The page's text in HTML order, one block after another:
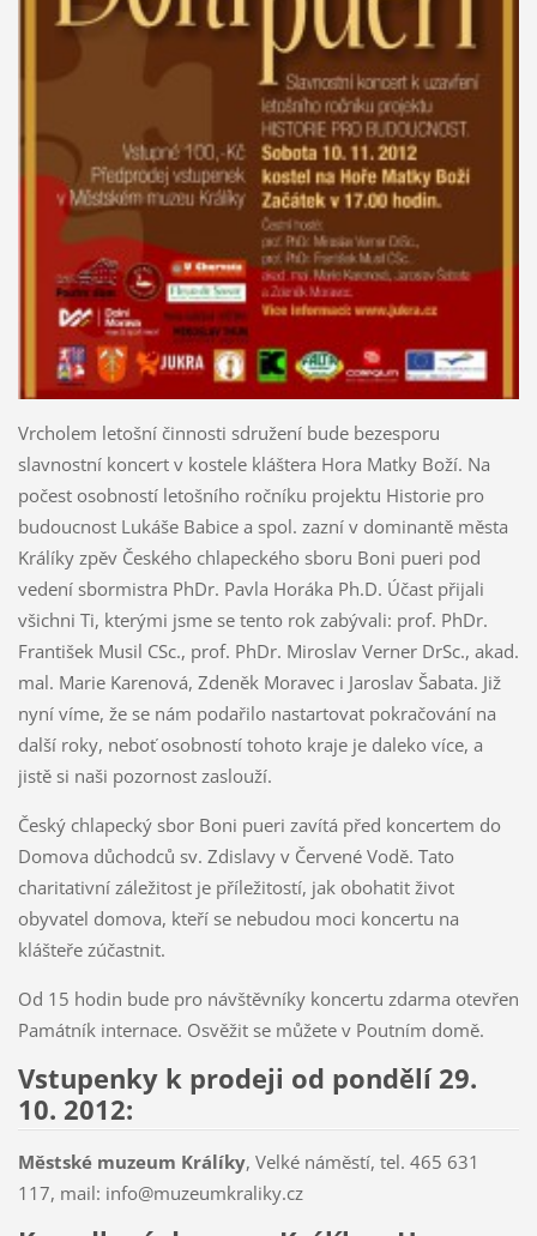
Vrcholem letošní činnosti sdružení bude bezesporu
slavnostní koncert v kostele kláštera Hora Matky Boží. Na
počest osobností letošního ročníku projektu Historie pro
budoucnost Lukáše Babice a spol. zazní v dominantě města
Králíky zpěv Českého chlapeckého sboru Boni pueri pod
vedení sbormistra PhDr. Pavla Horáka Ph.D. Účast přijali
všichni Ti, kterými jsme se tento rok zabývali: prof. PhDr.
František Musil CSc., prof. PhDr. Miroslav Verner DrSc., akad.
mal. Marie Karenová, Zdeněk Moravec i Jaroslav Šabata. Již
nyní víme, že se nám podařilo nastartovat pokračování na
další roky, neboť osobností tohoto kraje je daleko více, a
jistě si naši pozornost zaslouží.
Český chlapecký sbor Boni pueri zavítá před koncertem do
Domova důchodců sv. Zdislavy v Červené Vodě. Tato
charitativní záležitost je příležitostí, jak obohatit život
obyvatel domova, kteří se nebudou moci koncertu na
klášteře zúčastnit.
Od 15 hodin bude pro návštěvníky koncertu zdarma otevřen
Památník internace. Osvěžit se můžete v Poutním domě.
Vstupenky k prodeji od pondělí 29.
10. 2012:
Městské muzeum Králíky, Velké náměstí, tel. 465 631
117, mail: info@muzeumkraliky.cz